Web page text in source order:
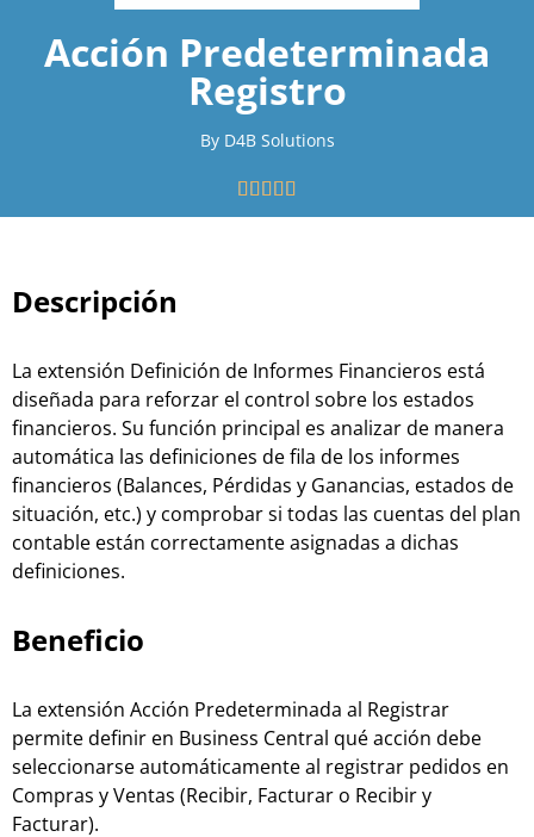
Acción Predeterminada
Registro
By D4B Solutions
    
Descripción
La extensión Definición de Informes Financieros está
diseñada para reforzar el control sobre los estados
financieros. Su función principal es analizar de manera
automática las definiciones de fila de los informes
financieros (Balances, Pérdidas y Ganancias, estados de
situación, etc.) y comprobar si todas las cuentas del plan
contable están correctamente asignadas a dichas
definiciones.
Beneficio
La extensión Acción Predeterminada al Registrar
permite definir en Business Central qué acción debe
seleccionarse automáticamente al registrar pedidos en
Compras y Ventas (Recibir, Facturar o Recibir y
Facturar).